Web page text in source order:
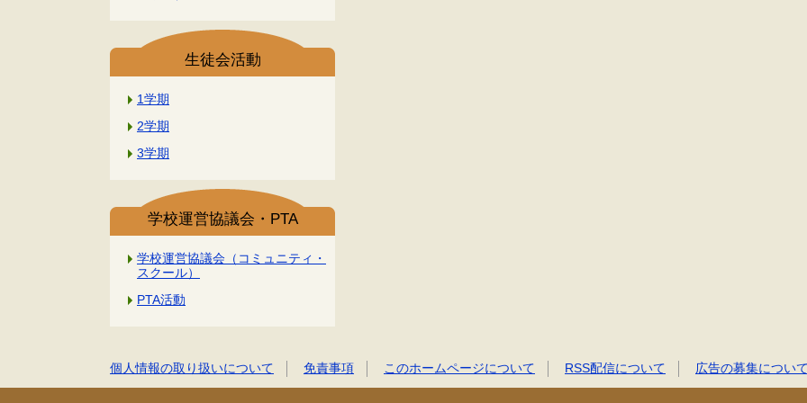
生徒会活動
1学期
2学期
3学期
学校運営協議会・PTA
学校運営協議会（コミュニティ・
スクール）
PTA活動
個人情報の取り扱いについて 免責事項 このホームページについて RSS配信について 広告の募集につい